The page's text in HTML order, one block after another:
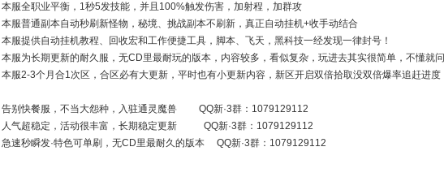
本服全职业平衡，1秒5发技能，并且100%触发伤害，加射程，加群攻
本服普通副本自动秒刷新怪物，秘境、挑战副本不刷新，真正自动挂机+收手动结合
本服提供自动挂机教程、回收宏和工作便捷工具，脚本、飞天，黑科技一经发现一律封号！
本服为长期更新的耐久服，无CD里最耐玩的版本，内容较多，看似复杂，玩进去其实很简单，不懂就问
本服2-3个月合1次区，合区必有大更新，平时也有小更新内容，新区开启双倍拾取没双倍爆率追赶进度
告别快餐服，不当大怨种，入驻通灵魔兽 QQ新·3群：1079129112
人气超稳定，活动很丰富，长期稳定更新 QQ新·3群：1079129112
急速秒瞬发·特色可单刷，无CD里最耐久的版本 QQ新·3群：1079129112